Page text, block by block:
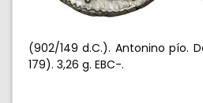
(902/149 d.C.). Antonino pío.
179). 3,26 g. EBC-.